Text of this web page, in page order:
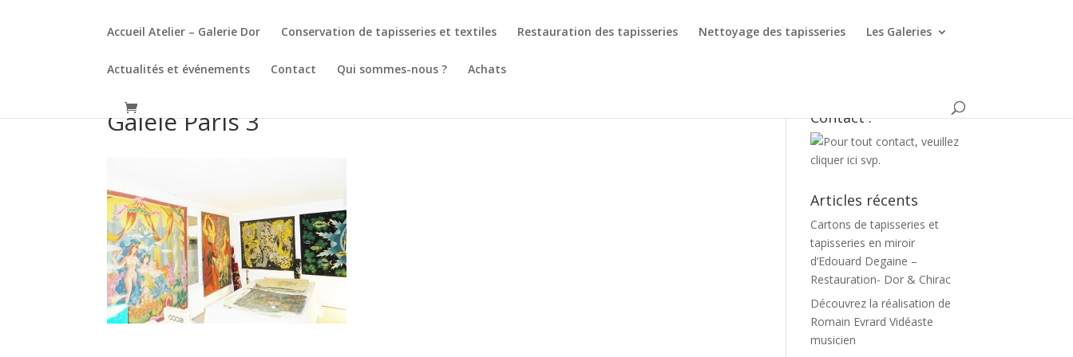
Accueil Atelier – Galerie Dor Conservation de tapisseries et textiles Restauration des tapisseries Nettoyage des tapisseries Les Galeries
Actualités et événements Contact Qui sommes-nous ? Achats
Galeie Paris 3 Contact :
Articles récents
Cartons de tapisseries et
tapisseries en miroir
d’Edouard Degaine –
Restauration- Dor & Chirac
Découvrez la réalisation de
Romain Evrard Vidéaste
musicien